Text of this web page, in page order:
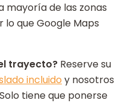
mayoría de las zonas
lo que Google Maps
trayecto? Reserve su
incluido y nosotros
tiene que ponerse